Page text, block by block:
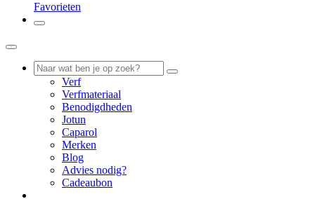
Favorieten
Verf
Verfmateriaal
Benodigdheden
Jotun
Caparol
Merken
Blog
Advies nodig?
Cadeaubon